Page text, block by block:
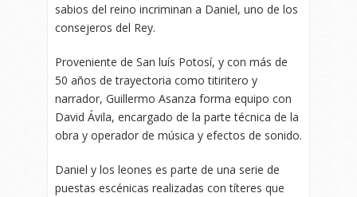
sabios del reino incriminan a Daniel, uno de los
consejeros del Rey.
Proveniente de San luís Potosí, y con más de
50 años de trayectoria como titiritero y
narrador, Guillermo Asanza forma equipo con
David Ávila, encargado de la parte técnica de la
obra y operador de música y efectos de sonido.
Daniel y los leones es parte de una serie de
puestas escénicas realizadas con títeres que